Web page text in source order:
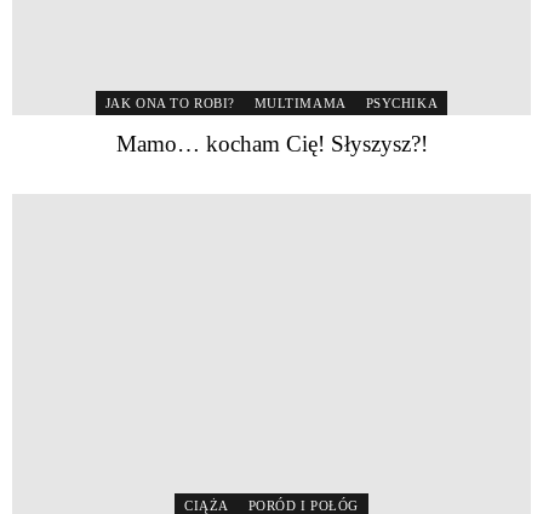
JAK ONA TO ROBI? MULTIMAMA PSYCHIKA
Mamo… kocham Cię! Słyszysz?!
CIĄŻA PORÓD I POŁÓG